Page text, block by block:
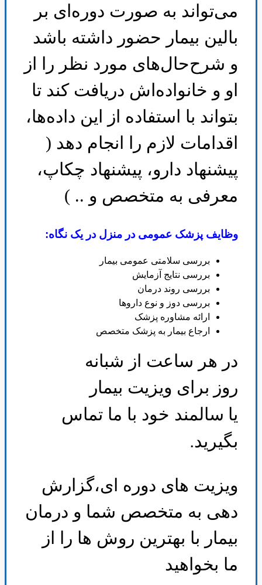
می‌تواند به صورت دوره‌ای بر
بالین بیمار حضور داشته باشد
و شرح‌حال‌های مورد نظر را از
او و خانواده‌اش دریافت کند تا
بتواند با استفاده از این داده‌ها،
اقدامات لازم را انجام دهد (
پیشنهاد دارو، پیشنهاد چکاپ،
معرفی به متخصص و .. )
وظایف پزشک عمومی در منزل در یک نگاه:
بررسی سلامتی عمومی بیمار
بررسی نتایج آزمایش
بررسی روند درمان
بررسی دوز و نوع داروها
ارائه مشاوره پزشک
ارجاع بیمار به پزشک متخصص
در هر ساعت از شبانه
روز برای ویزیت بیمار
یا سالمند خود با ما تماس
بگیرید.
ویزیت های دوره ای،گزارش
دهی به متخصص شما و درمان
بیمار با بهترین روش ها را از
ما بخواهید